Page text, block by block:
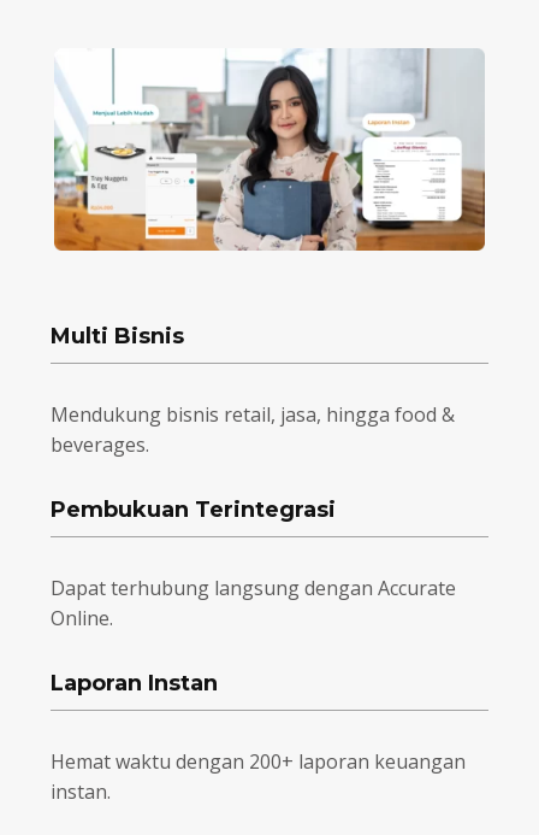
Multi Bisnis
Mendukung bisnis retail, jasa, hingga food &
beverages.
Pembukuan Terintegrasi
Dapat terhubung langsung dengan Accurate
Online.
Laporan Instan
Hemat waktu dengan 200+ laporan keuangan
instan.